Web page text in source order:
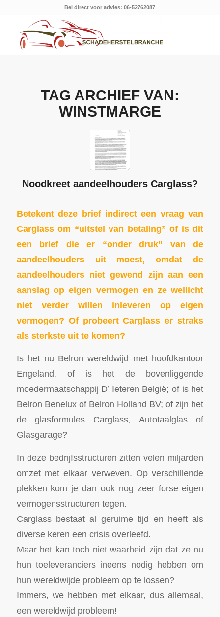
Bel direct voor advies: 06-52762087
TAG ARCHIEF VAN:
WINSTMARGE
Noodkreet aandeelhouders Carglass?
Betekent deze brief indirect een vraag van
Carglass om “uitstel van betaling” of is dit
een brief die er “onder druk” van de
aandeelhouders uit moest, omdat de
aandeelhouders niet gewend zijn aan een
aanslag op eigen vermogen en ze wellicht
niet verder willen inleveren op eigen
vermogen? Of probeert Carglass er straks
als sterkste uit te komen?
Is het nu Belron wereldwijd met hoofdkantoor
Engeland, of is het de bovenliggende
moedermaatschappij D’ Ieteren België; of is het
Belron Benelux of Belron Holland BV; of zijn het
de glasformules Carglass, Autotaalglas of
Glasgarage?
In deze bedrijfsstructuren zitten velen miljarden
omzet met elkaar verweven. Op verschillende
plekken kom je dan ook nog zeer forse eigen
vermogensstructuren tegen.
Carglass bestaat al geruime tijd en heeft als
diverse keren een crisis overleefd.
Maar het kan toch niet waarheid zijn dat ze nu
hun toeleveranciers ineens nodig hebben om
hun wereldwijde probleem op te lossen?
Immers, we hebben met elkaar, dus allemaal,
een wereldwijd probleem!